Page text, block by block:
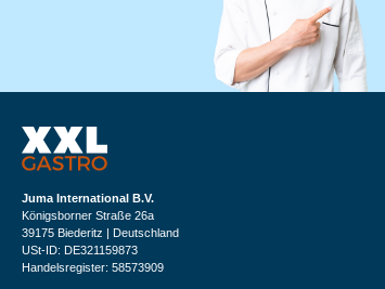
Juma International B.V.
Königsborner Straße 26a
39175 Biederitz | Deutschland
USt-ID: DE321159873
Handelsregister: 58573909